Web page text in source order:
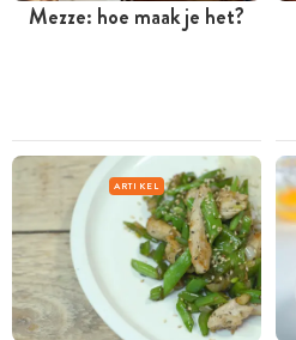
Mezze: hoe maak je het?
ARTIKEL